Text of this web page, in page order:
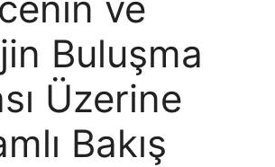
Buluşma
Üzerine
Bakış